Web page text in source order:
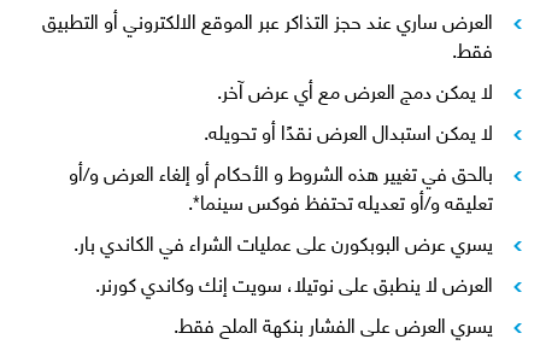
العرض ساري عند حجز التذاكر عبر الموقع الالكتروني أو التطبيق
فقط.
لا يمكن دمج العرض مع أي عرض آخر.
لا يمكن استبدال العرض نقدًا أو تحويله.
بالحق في تغيير هذه الشروط و الأحكام أو إلغاء العرض و/أو
تعليقه و/أو تعديله تحتفظ فوكس سينما*.
يسري عرض البوبكورن على عمليات الشراء في الكاندي بار.
العرض لا ينطبق على نوتيلا، سويت إنك وكاندي كورنر.
يسري العرض على الفشار بنكهة الملح فقط.